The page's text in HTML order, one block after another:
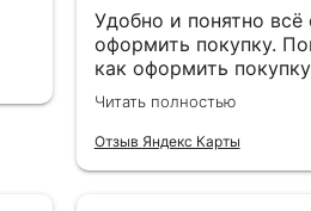
Удобно и понятно всё
оформить покупку.
как оформить
было бы удобнее, чем
заново оформлять
Читать полностью
Отзыв Яндекс Карты